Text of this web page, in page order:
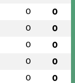
0 0
0 0
0 0
0 0
0 0